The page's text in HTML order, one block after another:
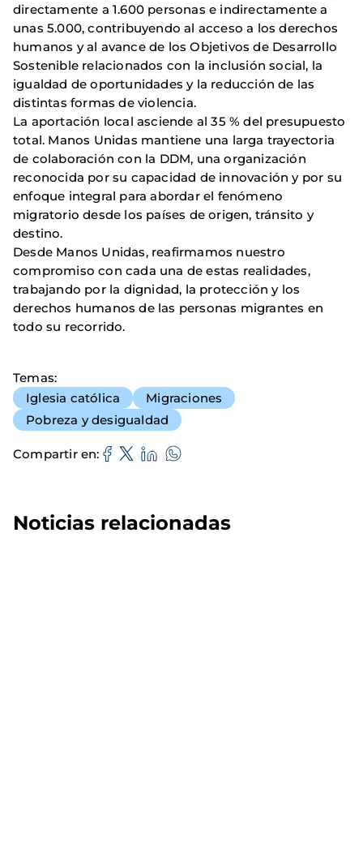
directamente a 1.600 personas e indirectamente a
unas 5.000, contribuyendo al acceso a los derechos
humanos y al avance de los Objetivos de Desarrollo
Sostenible relacionados con la inclusión social, la
igualdad de oportunidades y la reducción de las
distintas formas de violencia.
La aportación local asciende al 35 % del presupuesto
total. Manos Unidas mantiene una larga trayectoria
de colaboración con la DDM, una organización
reconocida por su capacidad de innovación y por su
enfoque integral para abordar el fenómeno
migratorio desde los países de origen, tránsito y
destino.
Desde Manos Unidas, reafirmamos nuestro
compromiso con cada una de estas realidades,
trabajando por la dignidad, la protección y los
derechos humanos de las personas migrantes en
todo su recorrido.
Temas
Iglesia católica
Migraciones
Pobreza y desigualdad
Compartir en
Noticias relacionadas